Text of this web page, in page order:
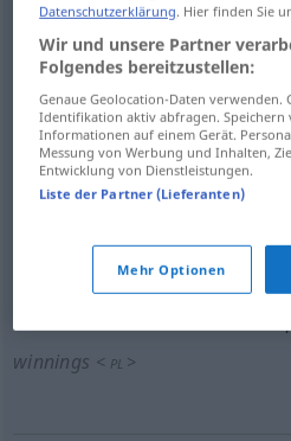
HIST
Burgverliesn keep HIST of
Unterhaltskostenpl keep
keepright to retain
winnings < PL >
Datenschutzerklärung. Hier finden Sie
Wir und unsere Partner
Folgendes bereitzustellen:
Genaue Geolocation-Daten verwenden.
Identifikation aktiv abfragen.
Informationen auf einem Gerät.
Messung von Werbung und Inhalten,
Entwicklung von Dienstleistungen.
Liste der Partner (Lieferanten)
Mehr Optionen